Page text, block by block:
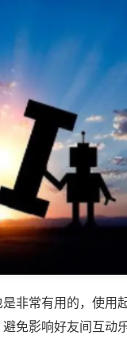
非常有用的，使用
免影响好友间互动乐